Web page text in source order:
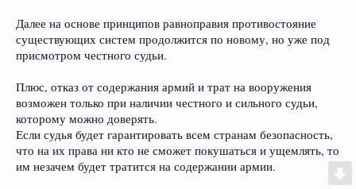
Далее на основе принципов равноправия противостояние
существующих систем продолжится по новому, но уже под
присмотром честного судьи.
Плюс, отказ от содержания армий и трат на вооружения
возможен только при наличии честного и сильного судьи,
которому можно доверять.
Если судья будет гарантировать всем странам безопасность,
что на их права ни кто не сможет покушаться и ущемлять, то
им незачем будет тратится на содержании армии.